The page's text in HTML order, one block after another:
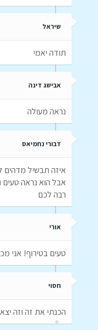
שיראל
תודה יאמי
אבישג דינה
נראה מעולה
דבורי נחמיאס
איזה תבשיל מדהים
אבל הוא נראה טעים
רבה לכם
אורי
טעים בטירוף! אני
חסוי
הכנתי את זה וזה